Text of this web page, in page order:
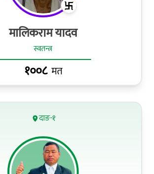
मालिकराम यादव
स्वतन्त्र
१००८मत
दाङ-१